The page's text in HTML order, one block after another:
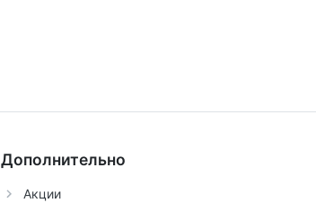
Дополнительно
Акции